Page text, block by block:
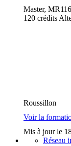
Master,
120 crédits
Roussillon
Voir la
Mis à jour le
Réseau